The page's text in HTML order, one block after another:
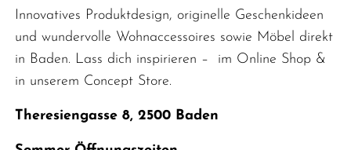
Innovatives Produktdesign, originelle Geschenkideen
und wundervolle Wohnaccessoires sowie Möbel direkt
in Baden. Lass dich inspirieren – im Online Shop &
in unserem Concept Store.
Theresiengasse 8, 2500 Baden